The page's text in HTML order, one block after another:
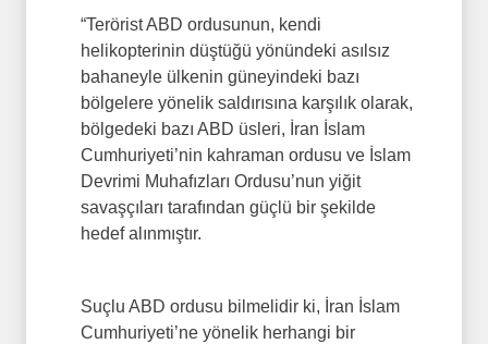
“Terörist ABD ordusunun, kendi
helikopterinin düştüğü yönündeki asılsız
bahaneyle ülkenin güneyindeki bazı
bölgelere yönelik saldırısına karşılık olarak,
bölgedeki bazı ABD üsleri, İran İslam
Cumhuriyeti’nin kahraman ordusu ve İslam
Devrimi Muhafızları Ordusu’nun yiğit
savaşçıları tarafından güçlü bir şekilde
hedef alınmıştır.
Suçlu ABD ordusu bilmelidir ki, İran İslam
Cumhuriyeti’ne yönelik herhangi bir